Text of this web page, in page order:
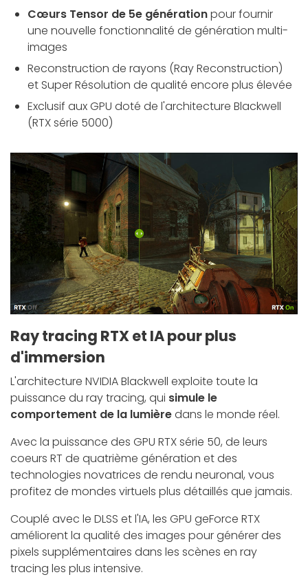
Cœurs Tensor de 5e générationpour fournir
une nouvelle fonctionnalité de génération multi-
images
Reconstruction de rayons (Ray Reconstruction)
et Super Résolution de qualité encore plus élevée
Exclusif aux GPU doté de l'architecture Blackwell
(RTX série 5000)
Ray tracing RTX et IA pour plus
d'immersion
L'architecture NVIDIA Blackwell exploite toute la
puissance du ray tracing, qui simule le
comportement de la lumièredans le monde réel.
Avec la puissance des GPU RTX série 50, de leurs
coeurs RT de quatrième génération et des
technologies novatrices de rendu neuronal, vous
profitez de mondes virtuels plus détaillés que jamais.
Couplé avec le DLSS et l'IA, les GPU geForce RTX
améliorent la qualité des images pour générer des
pixels supplémentaires dans les scènes en ray
tracing les plus intensive.